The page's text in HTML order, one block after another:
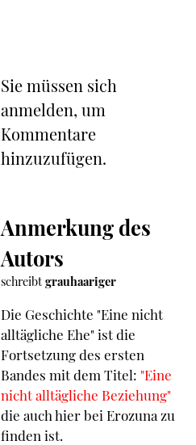
Sie müssen sich
anmelden, um
Kommentare
hinzuzufügen.
Anmerkung des
Autors
schreibtgrauhaariger
Die Geschichte "Eine nicht
alltägliche Ehe" ist die
Fortsetzung des ersten
Bandes mit dem Titel: "Eine
nicht alltägliche Beziehung"
die auch hier bei Erozuna zu
finden ist.